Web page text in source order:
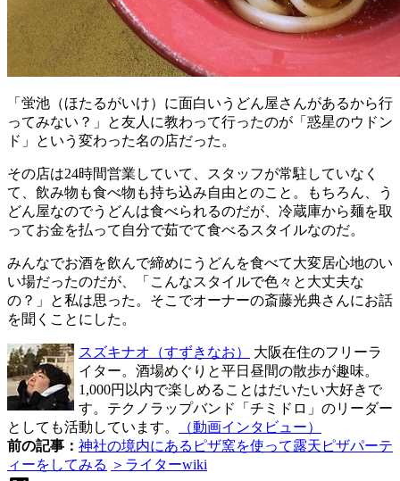
「蛍池（ほたるがいけ）に面白いうどん屋さんがあるから行
ってみない？」と友人に教わって行ったのが「惑星のウドン
ド」という変わった名の店だった。
その店は24時間営業していて、スタッフが常駐していなく
て、飲み物も食べ物も持ち込み自由とのこと。もちろん、う
どん屋なのでうどんは食べられるのだが、冷蔵庫から麺を取
ってお金を払って自分で茹でて食べるスタイルなのだ。
みんなでお酒を飲んで締めにうどんを食べて大変居心地のい
い場だったのだが、「こんなスタイルで色々と大丈夫な
の？」と私は思った。そこでオーナーの斎藤光典さんにお話
を聞くことにした。
スズキナオ （すずきなお）
大阪在住のフリーラ
イター。酒場めぐりと平日昼間の散歩が趣味。
1,000円以内で楽しめることはだいたい大好きで
す。テクノラップバンド「チミドロ」のリーダー
としても活動しています。
（動画インタビュー）
前の記事： 神社の境内にあるピザ窯を使って露天ピザパーテ
ィーをしてみる ＞ライターwiki